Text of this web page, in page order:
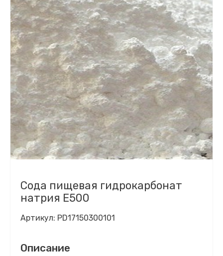
Сода пищевая гидрокарбонат
натрия Е500
Артикул: PD17150300101
Описание